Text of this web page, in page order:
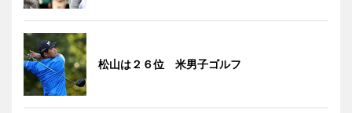
松山は２６位 米男子ゴルフ